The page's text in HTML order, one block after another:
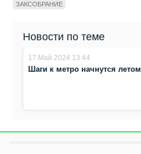
ЗАКСОБРАНИЕ
Новости по теме
17.Май.2024 13:44
Шаги к метро начнутся летом